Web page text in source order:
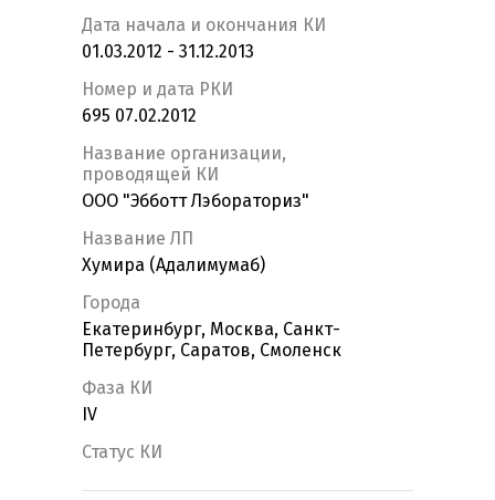
Дата начала и окончания КИ
01.03.2012 - 31.12.2013
Номер и дата РКИ
695 07.02.2012
Название организации,
проводящей КИ
ООО "Эбботт Лэбораториз"
Название ЛП
Хумира (Адалимумаб)
Города
Екатеринбург, Москва, Санкт-
Петербург, Саратов, Смоленск
Фаза КИ
IV
Статус КИ